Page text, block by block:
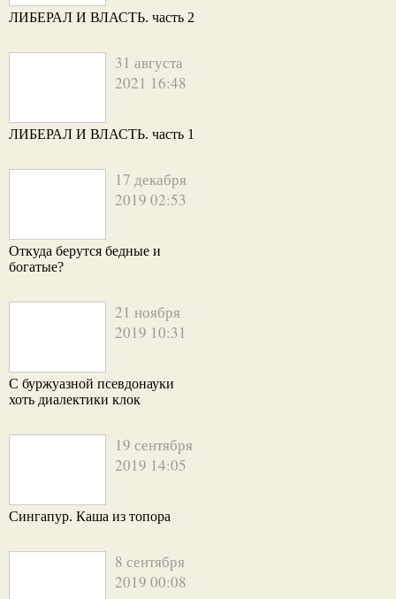
ЛИБЕРАЛ И ВЛАСТЬ. часть 2
31 августа
2021 16:48
ЛИБЕРАЛ И ВЛАСТЬ. часть 1
17 декабря
2019 02:53
Откуда берутся бедные и
богатые?
21 ноября
2019 10:31
С буржуазной псевдонауки
хоть диалектики клок
19 сентября
2019 14:05
Сингапур. Каша из топора
8 сентября
2019 00:08